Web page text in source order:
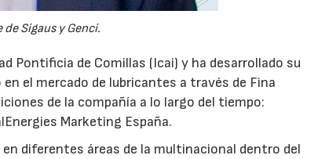
Sigaus y Genci.
Pontificia de Comillas (Icai) y ha desarrollado su
el mercado de lubricantes a través de Fina
de la compañía a lo largo del tiempo:
Marketing España.
diferentes áreas de la multinacional dentro del